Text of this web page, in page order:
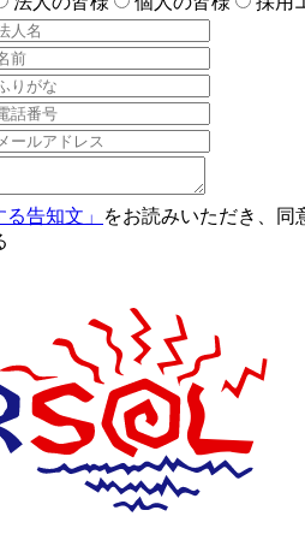
告知文」
をお読みいただき、同